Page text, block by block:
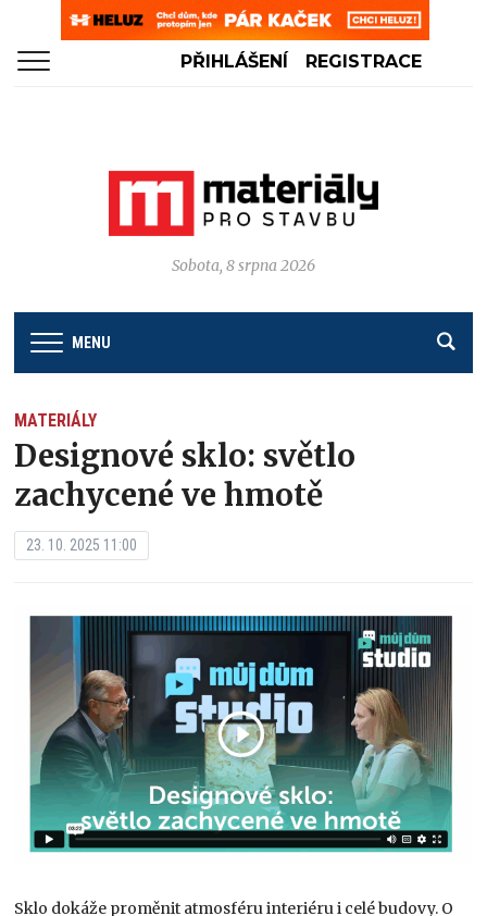
PŘIHLÁŠENÍ REGISTRACE
Sobota, 8 srpna 2026
MENU
MATERIÁLY
Designové sklo: světlo
zachycené ve hmotě
23. 10. 2025 11:00
Sklo dokáže proměnit atmosféru interiéru i celé budovy. O